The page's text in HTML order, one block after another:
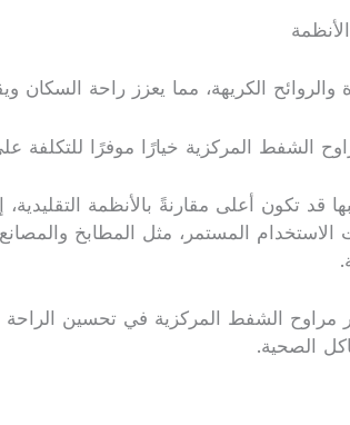
والروائح الكريهة، مما يعزز راحة
الشفط المركزية خيارًا موفرًا للتكلفة
قد تكون أعلى مقارنةً بالأنظمة
المستمر، مثل المطابخ
الشفط المركزية في تحسين الراحة
الصحية.